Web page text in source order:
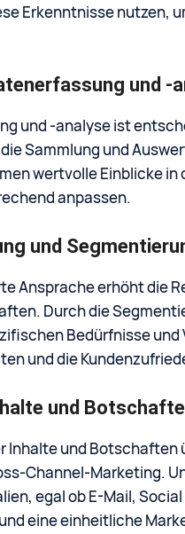
Erkenntnisse nutzen,
und -
und -analyse ist
Sammlung und
wertvolle Einblicke
anpassen.
und
Ansprache erhöht die
Durch die
Bedürfnisse
und die
und
Inhalte und
Channel-Marketing.
egal ob E-Mail,
eine einheitliche